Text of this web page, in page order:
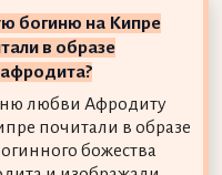
богиню на Кипре
в образе
любви Афродиту
почитали в образе
божества